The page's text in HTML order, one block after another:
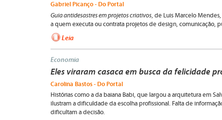
Gabriel Picanço - Do Portal
Guia antidesastres em projetos criativos, de Luis Marcelo
a quem executa ou contrata projetos de design, comunicação,
Leia
Economia
Eles viraram casaca em busca da felicidade
Carolina Bastos - Do Portal
Histórias como a da baiana Babi, que largou a arquitetura em
ilustram a dificuldade da escolha profissional. Falta de
dificultam a decisão.